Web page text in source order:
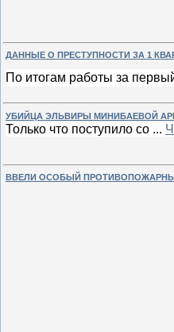
ДАННЫЕ О ПРЕСТУПНОСТИ ЗА 1
По итогам работы за
УБИЙЦА ЭЛЬВИРЫ МИНИБАЕВОЙ
Только что поступило со ...
ВВЕЛИ ОСОБЫЙ